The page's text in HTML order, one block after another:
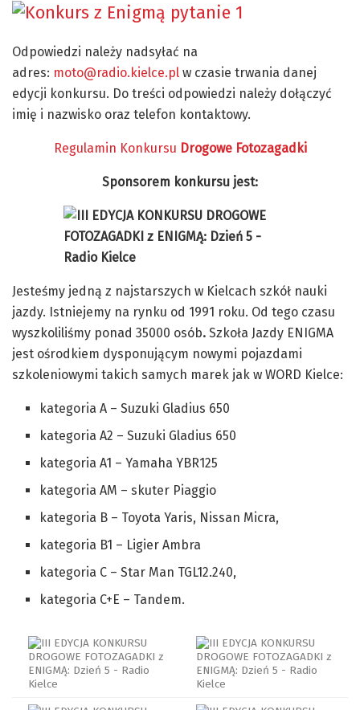
Odpowiedzi należy nadsyłać na
adres: moto@radio.kielce.pl w czasie trwania danej
edycji konkursu. Do treści odpowiedzi należy dołączyć
imię i nazwisko oraz telefon kontaktowy.
Regulamin Konkursu Drogowe Fotozagadki
Sponsorem konkursu jest:
Jesteśmy jedną z najstarszych w Kielcach szkół nauki
jazdy. Istniejemy na rynku od 1991 roku. Od tego czasu
wyszkoliliśmy ponad 35000 osób. Szkoła Jazdy ENIGMA
jest ośrodkiem dysponującym nowymi pojazdami
szkoleniowymi takich samych marek jak w WORD Kielce:
kategoria A – Suzuki Gladius 650
kategoria A2 – Suzuki Gladius 650
kategoria A1 – Yamaha YBR125
kategoria AM – skuter Piaggio
kategoria B – Toyota Yaris, Nissan Micra,
kategoria B1 – Ligier Ambra
kategoria C – Star Man TGL12.240,
kategoria C+E – Tandem.